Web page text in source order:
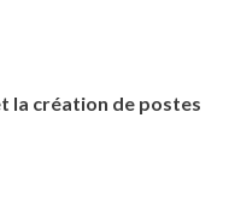
la création de postes